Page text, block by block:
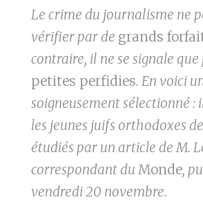
Le crime du journalisme ne
vérifier par de grands
contraire, il ne se signale que
petites perfidies. En voici
soigneusement sélectionné :
les jeunes juifs orthodoxes
étudiés par un article de M.
correspondant du Monde,
vendredi 20 novembre.